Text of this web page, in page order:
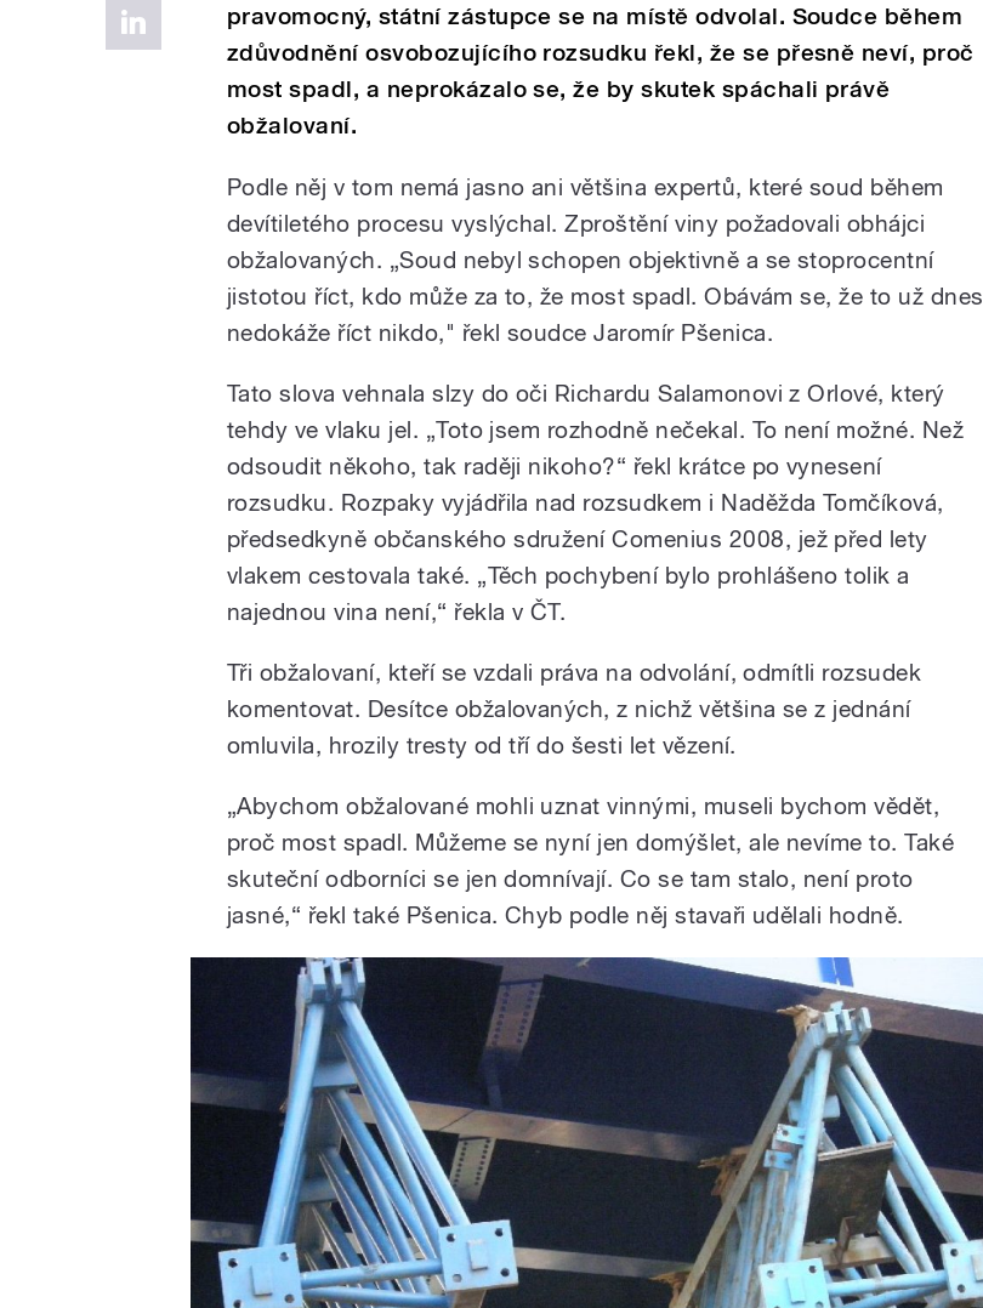
pravomocný, státní zástupce se na místě odvolal. Soudce během
zdůvodnění osvobozujícího rozsudku řekl, že se přesně neví, proč
most spadl, a neprokázalo se, že by skutek spáchali právě
obžalovaní.
Podle něj v tom nemá jasno ani většina expertů, které soud během
devítiletého procesu vyslýchal. Zproštění viny požadovali obhájci
obžalovaných. „Soud nebyl schopen objektivně a se stoprocentní
jistotou říct, kdo může za to, že most spadl. Obávám se, že to už dnes
nedokáže říct nikdo," řekl soudce Jaromír Pšenica.
Tato slova vehnala slzy do oči Richardu Salamonovi z Orlové, který
tehdy ve vlaku jel. „Toto jsem rozhodně nečekal. To není možné. Než
odsoudit někoho, tak raději nikoho?“ řekl krátce po vynesení
rozsudku. Rozpaky vyjádřila nad rozsudkem i Naděžda Tomčíková,
předsedkyně občanského sdružení Comenius 2008, jež před lety
vlakem cestovala také. „Těch pochybení bylo prohlášeno tolik a
najednou vina není,“ řekla v ČT.
Tři obžalovaní, kteří se vzdali práva na odvolání, odmítli rozsudek
komentovat. Desítce obžalovaných, z nichž většina se z jednání
omluvila, hrozily tresty od tří do šesti let vězení.
„Abychom obžalované mohli uznat vinnými, museli bychom vědět,
proč most spadl. Můžeme se nyní jen domýšlet, ale nevíme to. Také
skuteční odborníci se jen domnívají. Co se tam stalo, není proto
jasné,“ řekl také Pšenica. Chyb podle něj stavaři udělali hodně.